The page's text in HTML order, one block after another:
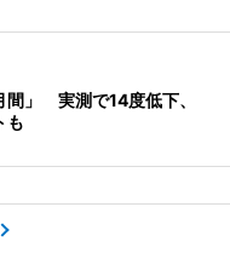
間」 実測で14度低下、
も